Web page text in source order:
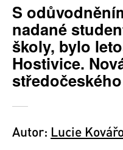
S
nadané
školy, bylo
Hostivice.
Autor: Lucie